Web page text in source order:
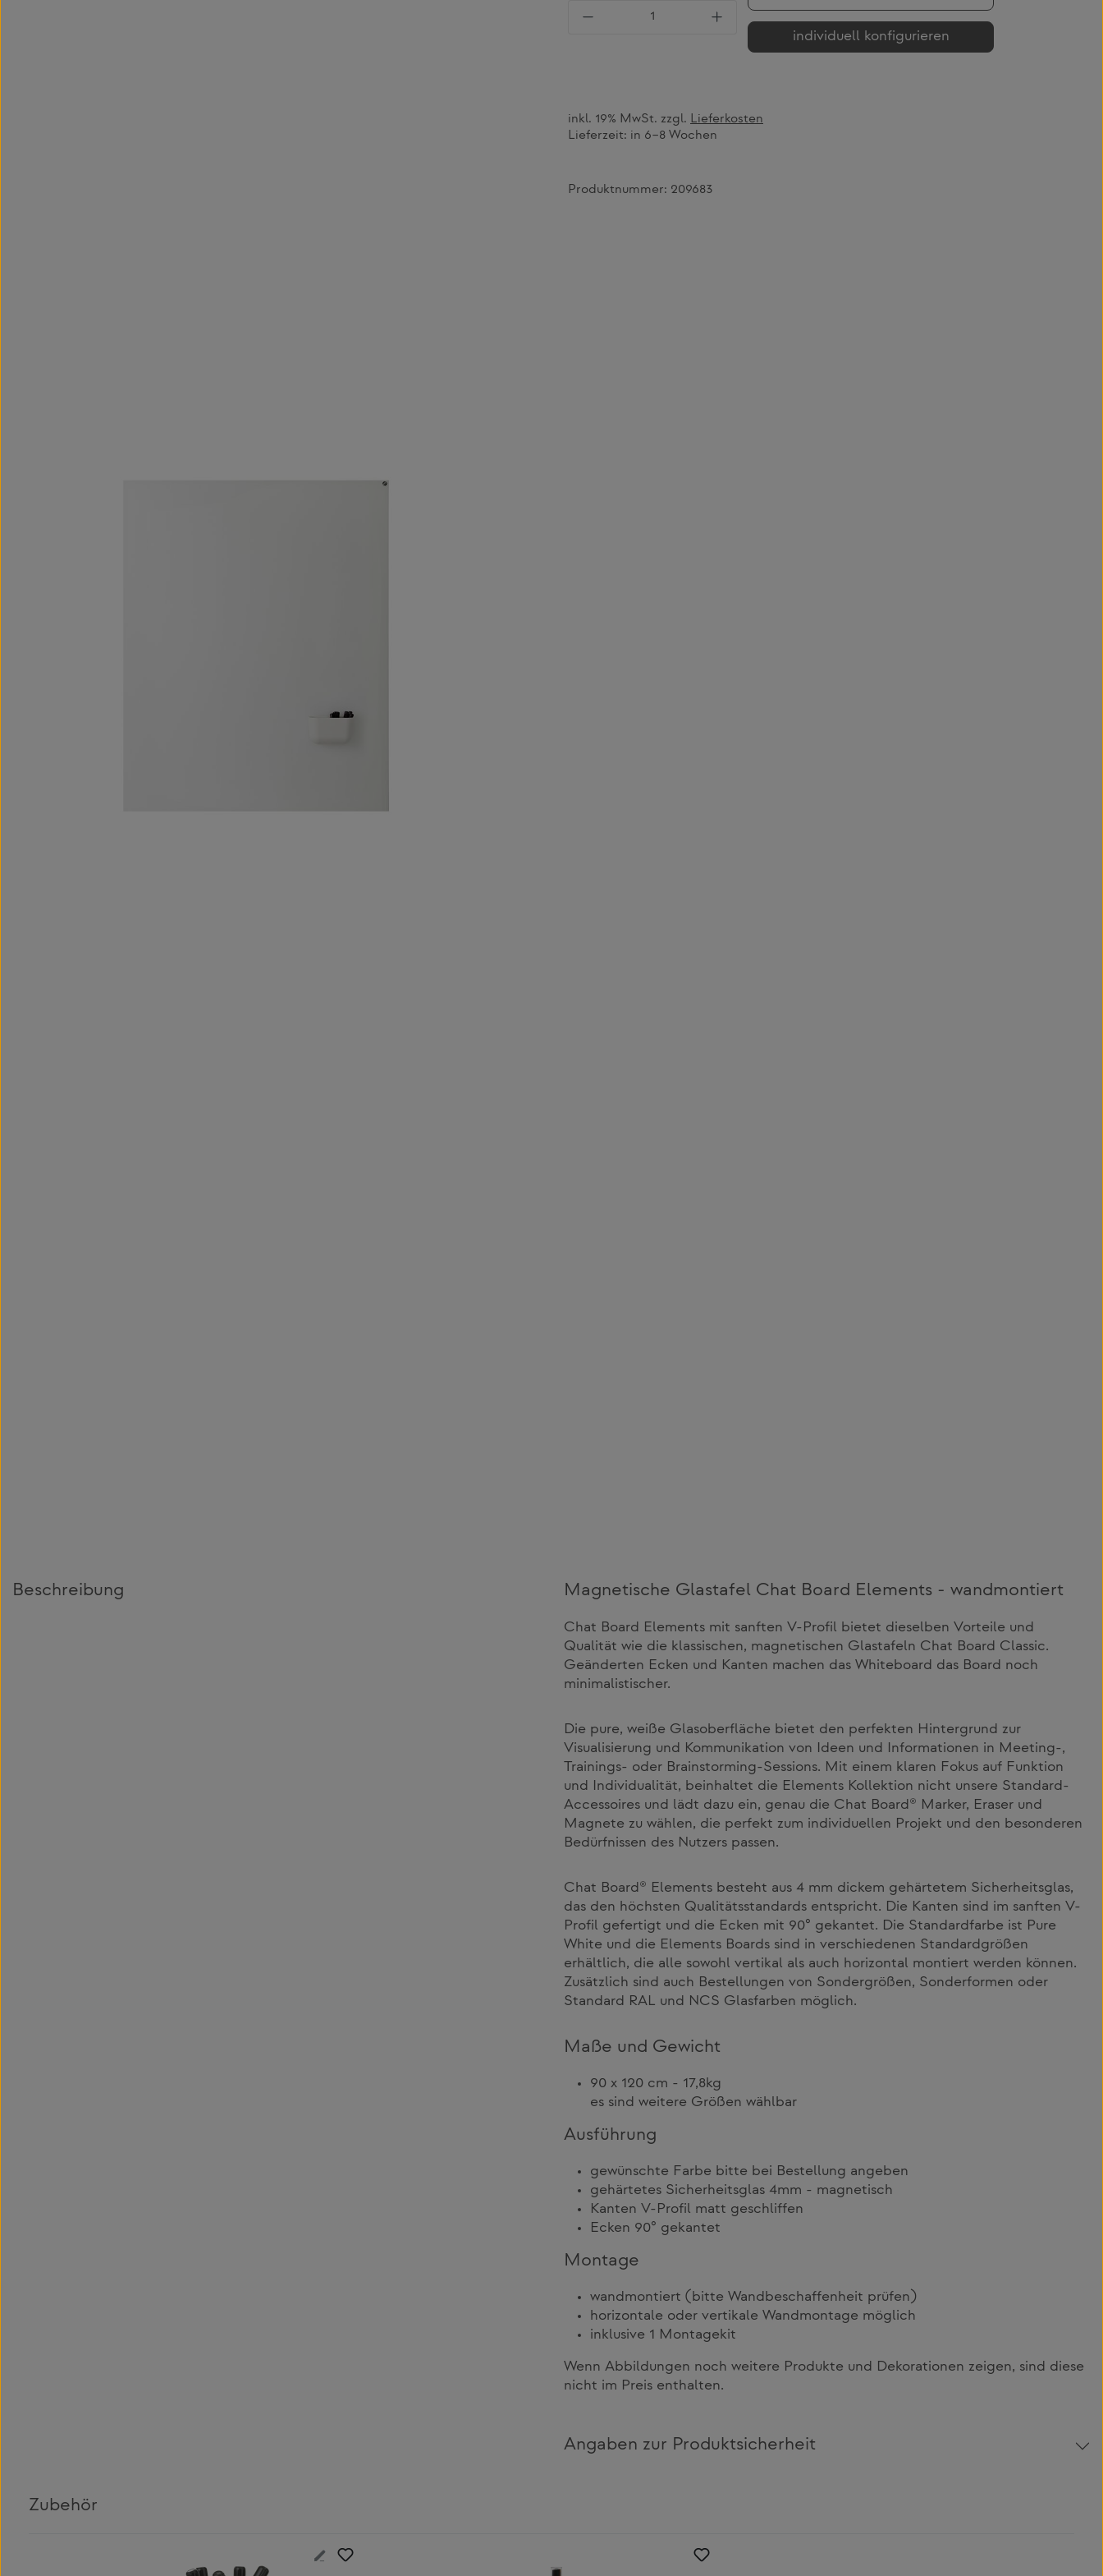
Produkt Anzahl: Gib den gewünschten Wert ein oder
individuell konfigurieren
inkl. 19% MwSt. zzgl. Lieferkosten
Lieferzeit: in 6–8 Wochen
Produktnummer: 209683
Beschreibung Magnetische Glastafel Chat Board Elements - wandmontiert
Chat Board Elements mit sanften V-Profil bietet dieselben Vorteile und
Qualität wie die klassischen, magnetischen Glastafeln Chat Board Classic.
Geänderten Ecken und Kanten machen das Whiteboard das Board noch
minimalistischer.
Die pure, weiße Glasoberfläche bietet den perfekten Hintergrund zur
Visualisierung und Kommunikation von Ideen und Informationen in Meeting-,
Trainings- oder Brainstorming-Sessions. Mit einem klaren Fokus auf Funktion
und Individualität, beinhaltet die Elements Kollektion nicht unsere Standard-
Accessoires und lädt dazu ein, genau die Chat Board® Marker, Eraser und
Magnete zu wählen, die perfekt zum individuellen Projekt und den besonderen
Bedürfnissen des Nutzers passen.
Chat Board® Elements besteht aus 4 mm dickem gehärtetem Sicherheitsglas,
das den höchsten Qualitätsstandards entspricht. Die Kanten sind im sanften V-
Profil gefertigt und die Ecken mit 90° gekantet. Die Standardfarbe ist Pure
White und die Elements Boards sind in verschiedenen Standardgrößen
erhältlich, die alle sowohl vertikal als auch horizontal montiert werden können.
Zusätzlich sind auch Bestellungen von Sondergrößen, Sonderformen oder
Standard RAL und NCS Glasfarben möglich.
Maße und Gewicht
90 x 120 cm - 17,8kg
es sind weitere Größen wählbar
Ausführung
gewünschte Farbe bitte bei Bestellung angeben
gehärtetes Sicherheitsglas 4mm - magnetisch
Kanten V-Profil matt geschliffen
Ecken 90° gekantet
Montage
wandmontiert (bitte Wandbeschaffenheit prüfen)
horizontale oder vertikale Wandmontage möglich
inklusive 1 Montagekit
Wenn Abbildungen noch weitere Produkte und Dekorationen zeigen, sind diese
nicht im Preis enthalten.
Angaben zur Produktsicherheit
Zubehör